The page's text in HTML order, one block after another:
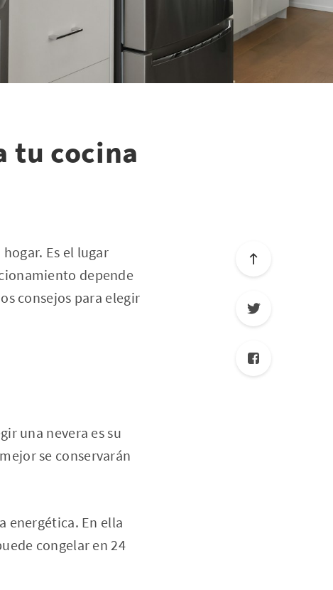
tu cocina
Es el lugar
depende
consejos para elegir
una nevera es su
se conservarán
energética. En ella
congelar en 24